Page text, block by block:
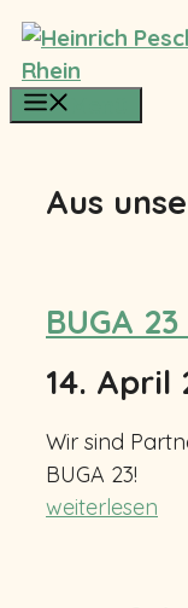
Zum
Inhalt
springen
Aus
BUGA
14. April
Wir sind
BUGA 23!
weiterlesen